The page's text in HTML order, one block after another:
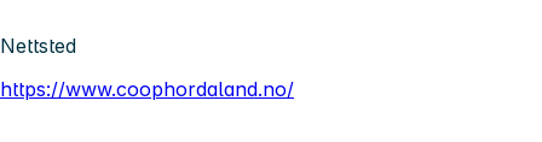
Nettsted
https://www.coophordaland.no/